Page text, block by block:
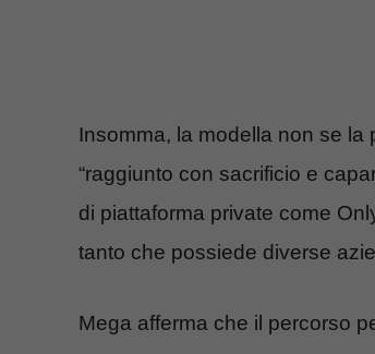
Insomma, la modella non se la
“raggiunto con sacrificio e
di piattaforma private come
tanto che possiede diverse
Mega afferma che il percorso